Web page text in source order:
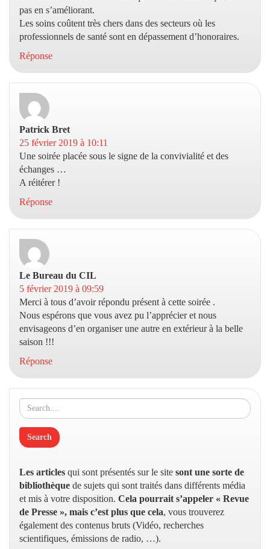
pas en s’améliorant.
Les soins coûtent très chers dans des secteurs où les
professionnels de santé sont en dépassement d’honoraires.
Réponse
Patrick Bret
25 février 2019 à 10:11
Une soirée placée sous le signe de la convivialité et des
échanges …
A réitérer !
Réponse
Le Bureau du CIL
5 février 2019 à 09:59
Merci à tous d’avoir répondu présent à cette soirée .
Nous espérons que vous avez pu l’apprécier et nous
envisageons d’en organiser une autre en extérieur à la belle
saison !!!
Réponse
Les articles qui sont présentés sur le site sont une sorte de
bibliothèque de sujets qui sont traités dans différents média
et mis à votre disposition. Cela pourrait s’appeler « Revue
de Presse », mais c’est plus que cela, vous trouverez
également des contenus bruts (Vidéo, recherches
scientifiques, émissions de radio, …).